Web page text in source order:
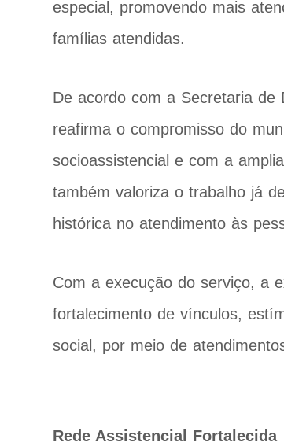
especial, promovendo mais
famílias atendidas.
De acordo com a Secretaria de
reafirma o compromisso do
socioassistencial e com a
também valoriza o trabalho já
histórica no atendimento às
Com a execução do serviço, a
fortalecimento de vínculos,
social, por meio de
Rede Assistencial Fortalecida